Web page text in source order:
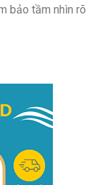
bảo tầm nhìn rõ